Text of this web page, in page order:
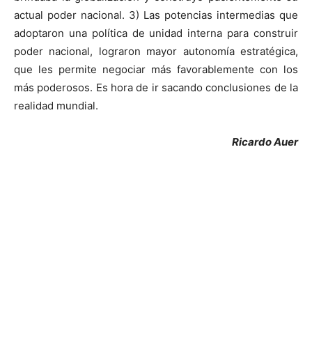
actual poder nacional. 3) Las potencias intermedias que
adoptaron una política de unidad interna para construir
poder nacional, lograron mayor autonomía estratégica,
que les permite negociar más favorablemente con los
más poderosos. Es hora de ir sacando conclusiones de la
realidad mundial.
Ricardo Auer